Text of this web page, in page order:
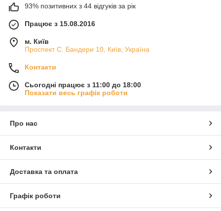
93% позитивних з 44 відгуків за рік
Працює з 15.08.2016
м. Київ
Проспект С. Бандери 10, Київ, Україна
Контакти
Сьогодні працює з 11:00 до 18:00
Показати весь графік роботи
Про нас
Контакти
Доставка та оплата
Графік роботи